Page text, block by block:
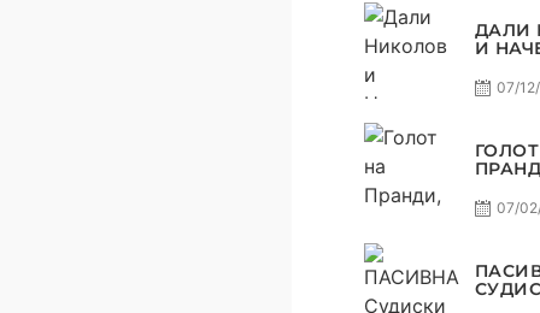
ДАЛИ
И
ШТО
СЕ
07/
ЏИМ И
НЕКОЈА
САМО
07/